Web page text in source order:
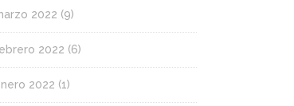
2022 (9)
2022 (6)
2022 (1)